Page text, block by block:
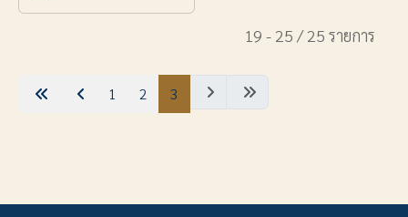
19 - 25 / 25 รายการ
1 2 3